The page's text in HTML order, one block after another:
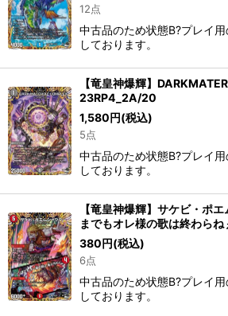
12点
中古品のため状態B?プレイ
しております。
【竜皇神爆輝】
23RP4_2A/20
1,580円(税込)
5点
中古品のため状態B?プレイ
しております。
【竜皇神爆輝】サケビ・ポ
までもオレ様の歌は終わら
380円(税込)
6点
中古品のため状態B?プレイ
しております。